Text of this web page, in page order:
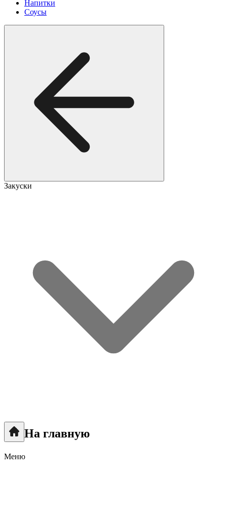
Напитки
Соусы
Закуски
На главную
Меню